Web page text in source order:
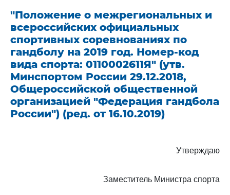
"Положение о межрегиональных и
всероссийских официальных
спортивных соревнованиях по
гандболу на 2019 год. Номер-код
вида спорта: 0110002611Я" (утв.
Минспортом России 29.12.2018,
Общероссийской общественной
организацией "Федерация гандбола
России") (ред. от 16.10.2019)
Утверждаю
Заместитель Министра спорта